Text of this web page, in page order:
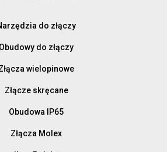
do złączy
Obudowy do złączy
wielopinowe
Złącze skręcane
Obudowa IP65
Złącza Molex